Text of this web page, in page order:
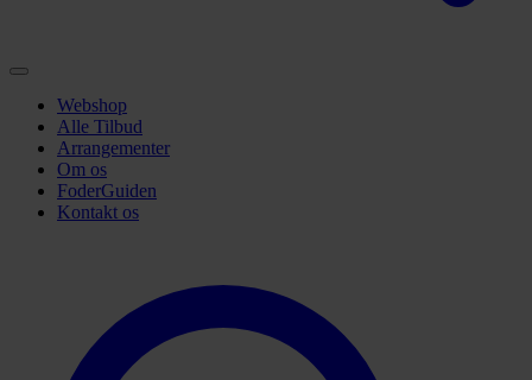
Webshop
Alle Tilbud
Arrangementer
Om os
FoderGuiden
Kontakt os